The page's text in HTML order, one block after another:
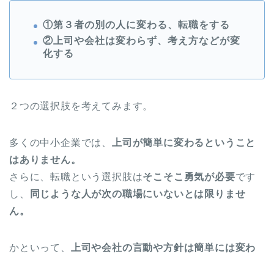
①第３者の別の人に変わる、転職をする
②上司や会社は変わらず、考え方などが変
化する
２つの選択肢を考えてみます。
多くの中小企業では、
上司が簡単に変わるということ
はありません。
さらに、転職という選択肢はそこそこ勇気が必要です
し、
同じような人が次の職場にいないとは限りませ
ん。
かといって、
上司や会社の言動や方針は簡単には変わ